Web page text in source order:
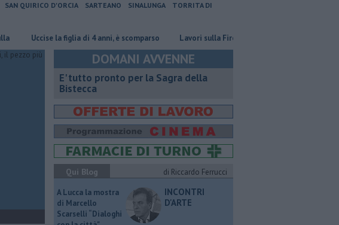
SAN QUIRICO D'ORCIA SARTEANO SINALUNGA
TORRITA DI
Uccise la figlia di 4 anni, è scomparso Lavori sulla Firenze-Roma, i treni cambiano orario
DOMANI AVVENNE
E' tutto pronto per la Sagra della
Bistecca
Qui Blog
di Riccardo Ferrucci
A Lucca la mostra
di Marcello
Scarselli “Dialoghi
INCONTRI
D'ARTE